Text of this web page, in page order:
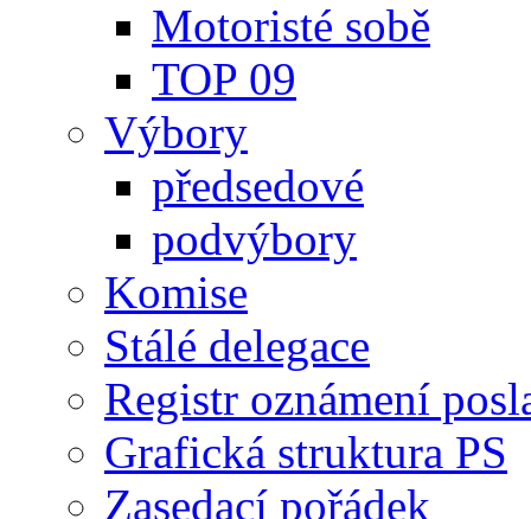
Motoristé sobě
TOP 09
Výbory
předsedové
podvýbory
Komise
Stálé delegace
Registr oznámení
Grafická struktura PS
Zasedací pořádek